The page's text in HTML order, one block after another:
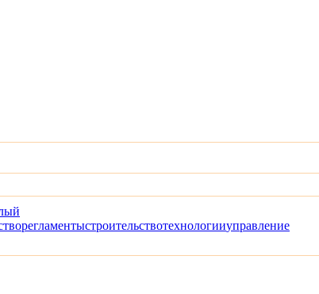
регламентыстроительствотехнологииуправление